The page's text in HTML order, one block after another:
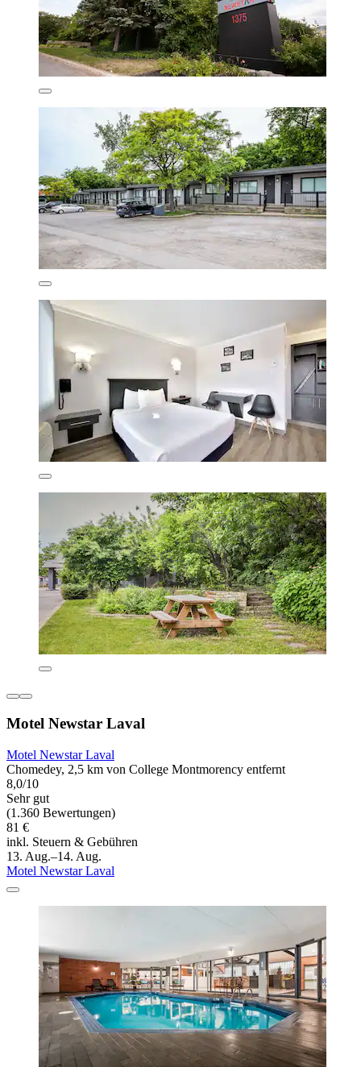
Motel Newstar Laval
Motel Newstar Laval
Chomedey, 2,5 km von College Montmorency entfernt
8,0/10
Sehr gut
(1.360 Bewertungen)
81 €
inkl. Steuern & Gebühren
13. Aug.–14. Aug.
Motel Newstar Laval